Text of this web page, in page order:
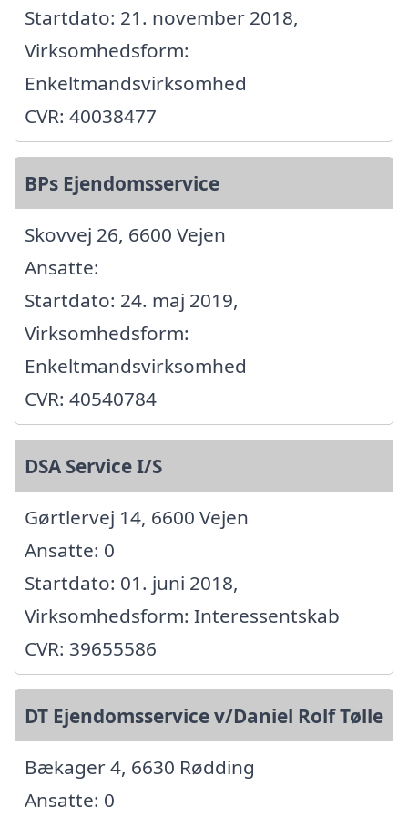
Startdato: 21. november 2018,
Virksomhedsform:
Enkeltmandsvirksomhed
CVR: 40038477
BPs Ejendomsservice
Skovvej 26, 6600 Vejen
Ansatte:
Startdato: 24. maj 2019,
Virksomhedsform:
Enkeltmandsvirksomhed
CVR: 40540784
DSA Service I/S
Gørtlervej 14, 6600 Vejen
Ansatte: 0
Startdato: 01. juni 2018,
Virksomhedsform: Interessentskab
CVR: 39655586
DT Ejendomsservice v/Daniel Rolf Tølle
Bækager 4, 6630 Rødding
Ansatte: 0